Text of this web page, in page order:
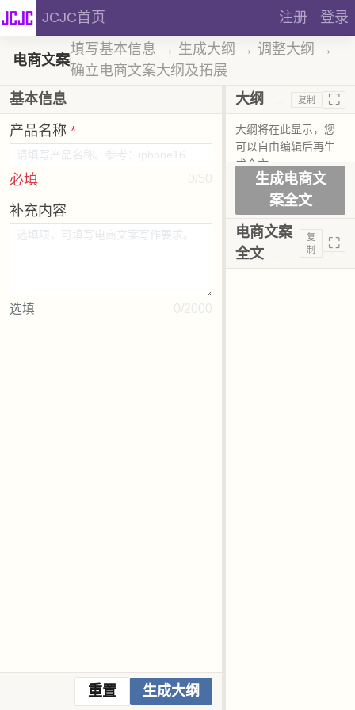
JCJC首页 注册 登录
电商文案
填写基本信息 → 生成大纲 → 调整大纲 →
确立电商文案大纲及拓展
基本信息
产品名称 *
必填 0/50
补充内容
选填 0/2000
重置 生成大纲
大纲 复制 ⛶
生成电商文
案全文
电商文案
全文
复
制
⛶